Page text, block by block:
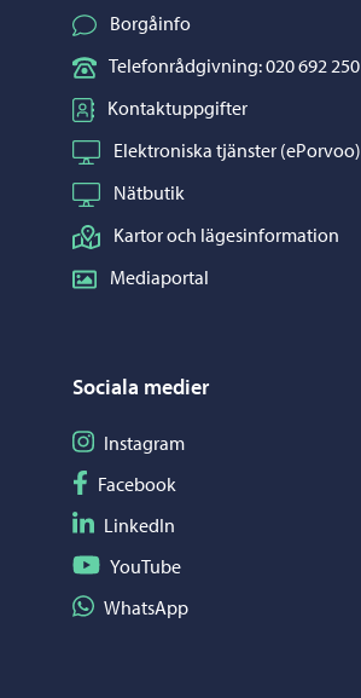
Borgåinfo
Telefonrådgivning: 020 692 250
Kontaktuppgifter
Elektroniska tjänster (ePorvoo)
Nätbutik
Kartor och lägesinformation
Mediaportal
Sociala medier
Följ på Instagram
Instagram
Följ på Facebook
Facebook
Följ på LinkedIn
LinkedIn
Följ på YouTube
YouTube
Dela på WhatsApp
WhatsApp